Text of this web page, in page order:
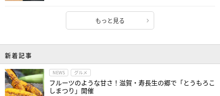
もっと見る
新着記事
NEWS グルメ
フルーツのような甘さ！滋賀・寿長生の郷で「とうもろこ
しまつり」開催